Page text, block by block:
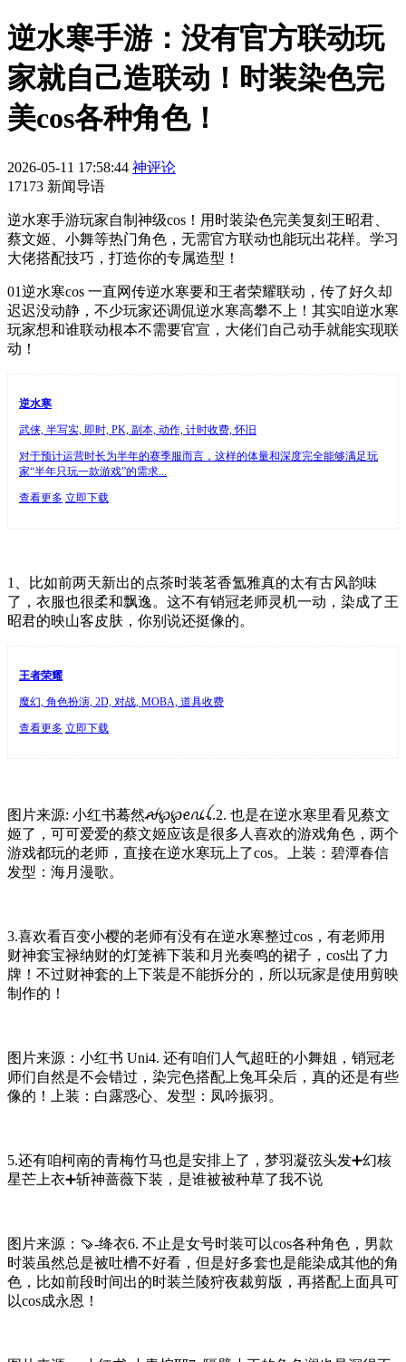
逆水寒手游：没有官方联动玩
家就自己造联动！时装染色完
美cos各种角色！
2026-05-11 17:58:44 神评论
17173 新闻导语
逆水寒手游玩家自制神级cos！用时装染色完美复刻王昭君、
蔡文姬、小舞等热门角色，无需官方联动也能玩出花样。学习
大佬搭配技巧，打造你的专属造型！
01逆水寒cos 一直网传逆水寒要和王者荣耀联动，传了好久却
迟迟没动静，不少玩家还调侃逆水寒高攀不上！其实咱逆水寒
玩家想和谁联动根本不需要官宣，大佬们自己动手就能实现联
动！
逆水寒
武侠, 半写实, 即时, PK, 副本, 动作, 计时收费, 怀旧
对于预计运营时长为半年的赛季服而言，这样的体量和深度完全能够满足玩
家“半年只玩一款游戏”的需求...
查看更多 立即下载
1、比如前两天新出的点茶时装茗香氲雅真的太有古风韵味
了，衣服也很柔和飘逸。这不有销冠老师灵机一动，染成了王
昭君的映山客皮肤，你别说还挺像的。
王者荣耀
魔幻, 角色扮演, 2D, 对战, MOBA, 道具收费
查看更多 立即下载
图片来源: 小红书蓦然ꫛ℘℘ꫀꪄꪶ.2. 也是在逆水寒里看见蔡文
姬了，可可爱爱的蔡文姬应该是很多人喜欢的游戏角色，两个
游戏都玩的老师，直接在逆水寒玩上了cos。上装：碧潭春信
发型：海月漫歌。
3.喜欢看百变小樱的老师有没有在逆水寒整过cos，有老师用
财神套宝禄纳财的灯笼裤下装和月光奏鸣的裙子，cos出了力
牌！不过财神套的上下装是不能拆分的，所以玩家是使用剪映
制作的！
图片来源：小红书 Uni4. 还有咱们人气超旺的小舞姐，销冠老
师们自然是不会错过，染完色搭配上兔耳朵后，真的还是有些
像的！上装：白露惑心、发型：凤吟振羽。
5.还有咱柯南的青梅竹马也是安排上了，梦羽凝弦头发➕幻核
星芒上衣➕斩神蔷薇下装，是谁被被种草了我不说
图片来源：🍠-绛衣6. 不止是女号时装可以cos各种角色，男款
时装虽然总是被吐槽不好看，但是好多套也是能染成其他的角
色，比如前段时间出的时装兰陵狩夜裁剪版，再搭配上面具可
以cos成永恩！